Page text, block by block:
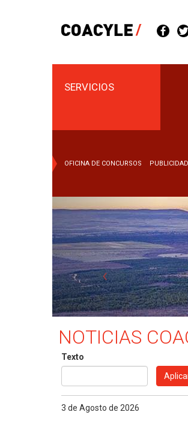
SERVICIOS
OFICINA DE CONCURSOS PUBLICIDAD
NOTICIAS
Texto
3 de Agosto de 2026